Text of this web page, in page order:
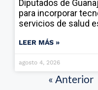
Diputados de
para incorporar
servicios de salud
LEER MÁS »
agosto 4, 2026
« Anterior